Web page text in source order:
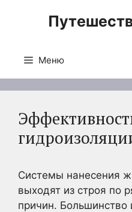
Меню
Системы нанесения
выходят из строя по
причин. Большинство